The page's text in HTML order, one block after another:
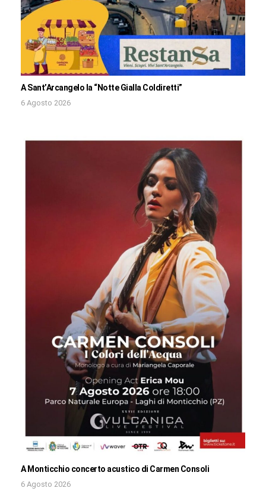
A Sant’Arcangelo la “Notte Gialla Coldiretti”
6 Agosto 2026
A Monticchio concerto acustico di Carmen Consoli
6 Agosto 2026